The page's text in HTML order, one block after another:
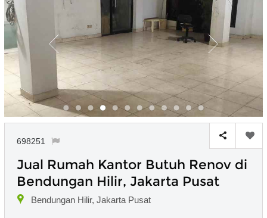
698251
Jual Rumah Kantor Butuh Renov di
Bendungan Hilir, Jakarta Pusat
Bendungan Hilir, Jakarta Pusat
Untuk hasil simulasi
pada kotak-